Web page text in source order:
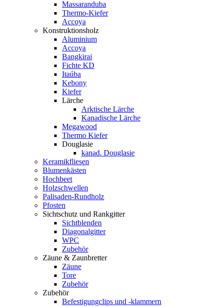
Massaranduba
Thermo-Kiefer
Accoya
Konstruktionsholz
Aluminium
Accoya
Bangkirai
Fichte KD
Itaúba
Kebony
Kiefer
Lärche
Arktische Lärche
Kanadische Lärche
Megawood
Thermo Kiefer
Douglasie
kanad. Douglasie
Keramikfliesen
Blumenkästen
Hochbeet
Holzschwellen
Palisaden-Rundholz
Pfosten
Sichtschutz und Rankgitter
Sichtblenden
Diagonalgitter
WPC
Zubehör
Zäune & Zaunbretter
Zäune
Tore
Zubehör
Zubehör
Befestigungclips und -klammern